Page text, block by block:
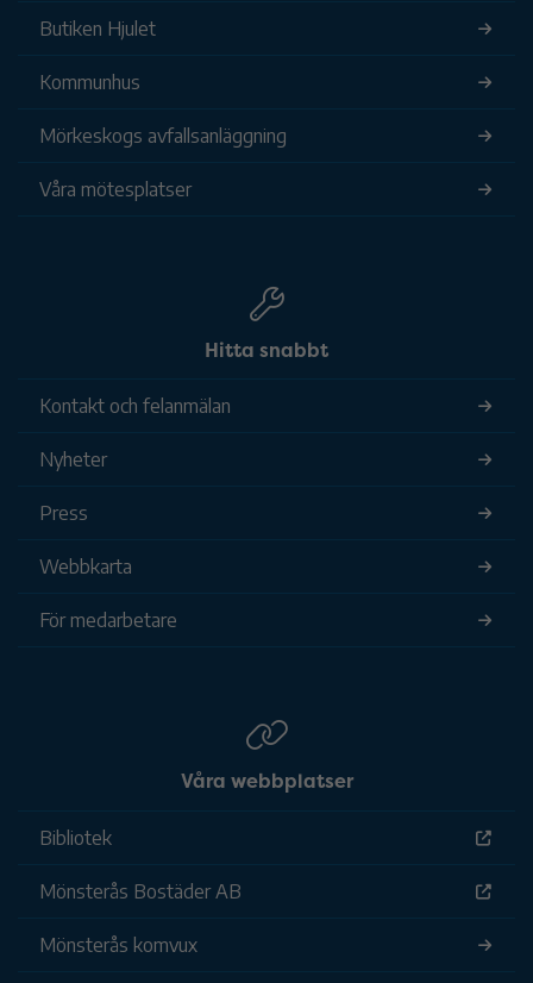
Butiken Hjulet
Kommunhus
Mörkeskogs avfallsanläggning
Våra mötesplatser
Hitta snabbt
Kontakt och felanmälan
Nyheter
Press
Webbkarta
För medarbetare
Våra webbplatser
Bibliotek
Mönsterås Bostäder AB
Mönsterås komvux